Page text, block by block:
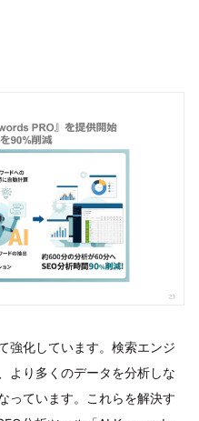
強化しています。検索エンジ
より多くのデータを分析しな
っています。これらを解決す